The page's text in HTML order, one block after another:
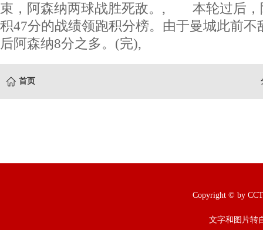
束，阿森纳两球战胜死敌。, 本轮过后，
积47分的战绩领跑积分榜。由于曼城此前不
后阿森纳8分之多。(完),
首页
Copyright © by
文字和图片转